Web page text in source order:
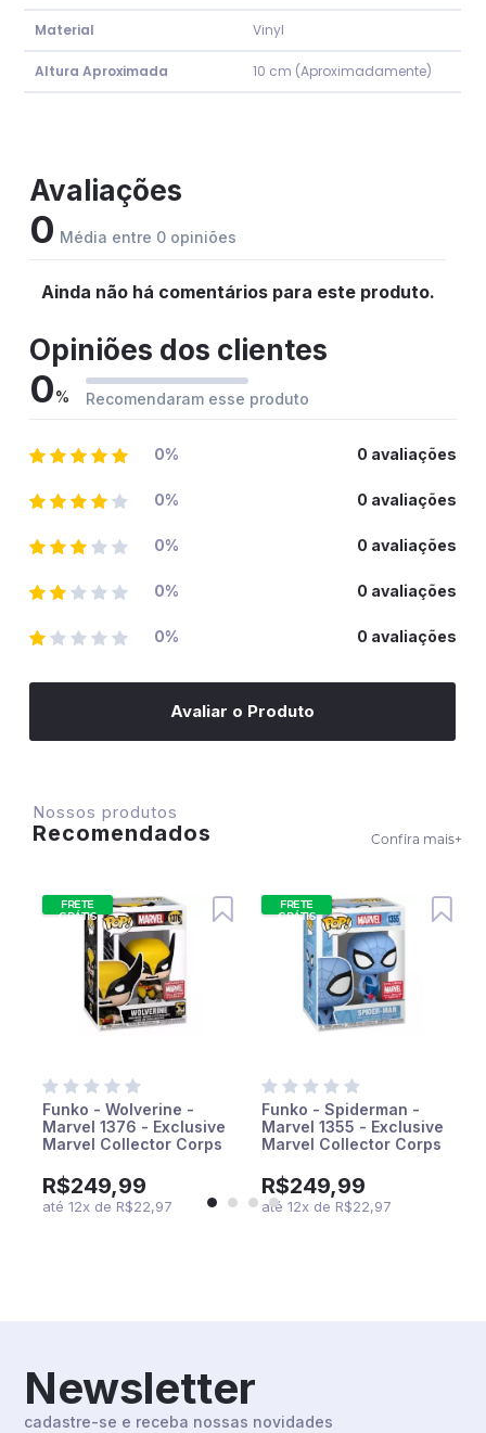
Material Vinyl
Altura Aproximada 10 cm (Aproximadamente)
Avaliações
0 Média entre 0 opiniões
Ainda não há comentários para este produto.
Opiniões dos clientes
0% Recomendaram esse produto
0% 0 avaliações
0% 0 avaliações
0% 0 avaliações
0% 0 avaliações
0% 0 avaliações
Avaliar o Produto
Nossos produtos
Recomendados Confira mais+
FRETE
GRÁTIS
Funko - Wolverine -
Marvel 1376 - Exclusive
Marvel Collector Corps
R$249,99
até 12xde R$22,97
FRETE
GRÁTIS
Funko - Spiderman -
Marvel 1355 - Exclusive
Marvel Collector Corps
R$249,99
até 12xde R$22,97
Newsletter
cadastre-se e receba nossas novidades